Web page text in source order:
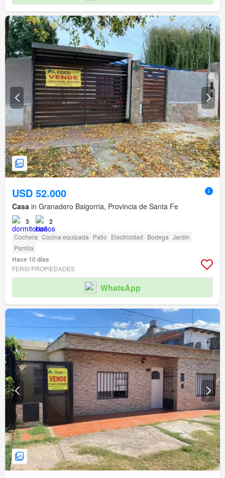
USD 52.000
Casa in Granadero Baigorria, Provincia de Santa Fe
3 2
Cochera Cocina equipada Patio Electricidad Bodega Jardín
Parrilla
Hace 10 días
FERSI PROPIEDADES
WhatsApp